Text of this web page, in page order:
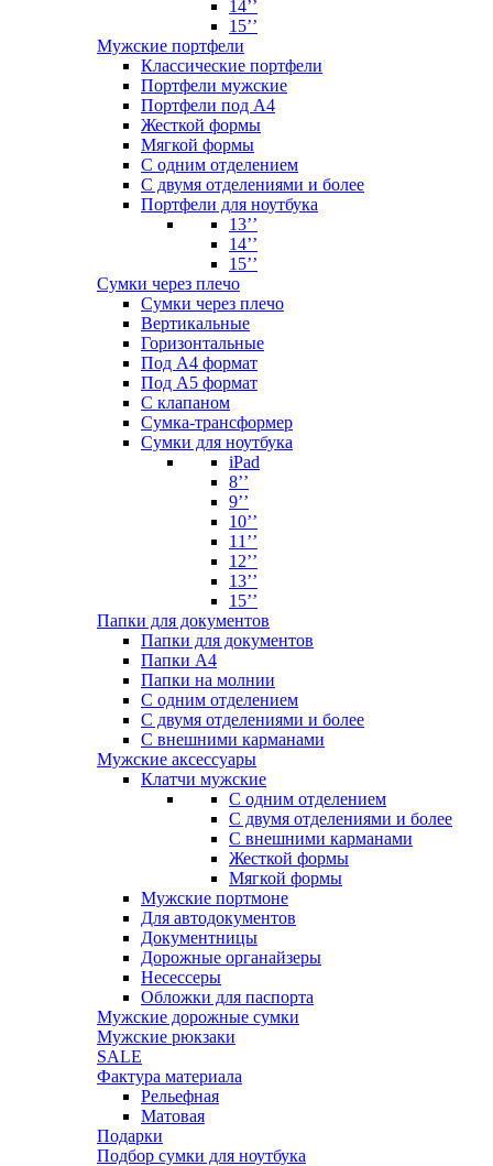
14’’
15’’
Мужские портфели
Классические портфели
Портфели мужские
Портфели под А4
Жесткой формы
Мягкой формы
С одним отделением
С двумя отделениями и более
Портфели для ноутбука
13’’
14’’
15’’
Сумки через плечо
Сумки через плечо
Вертикальные
Горизонтальные
Под А4 формат
Под А5 формат
С клапаном
Сумка-трансформер
Сумки для ноутбука
iPad
8’’
9’’
10’’
11’’
12’’
13’’
15’’
Папки для документов
Папки для документов
Папки А4
Папки на молнии
С одним отделением
С двумя отделениями и более
С внешними карманами
Мужские аксессуары
Клатчи мужские
С одним отделением
С двумя отделениями и более
С внешними карманами
Жесткой формы
Мягкой формы
Мужские портмоне
Для автодокументов
Документницы
Дорожные органайзеры
Несессеры
Обложки для паспорта
Мужские дорожные сумки
Мужские рюкзаки
SALE
Фактура материала
Рельефная
Матовая
Подарки
Подбор сумки для ноутбука